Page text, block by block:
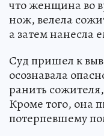
что женщина во
нож, велела
а затем нанесла
Суд пришел к
осознавала
ранить
Кроме того, она
потерпевшему